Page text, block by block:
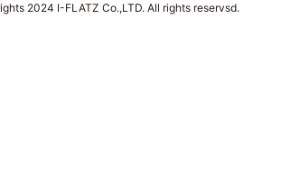
2024 I-FLATZ Co.,LTD. All rights reservsd.